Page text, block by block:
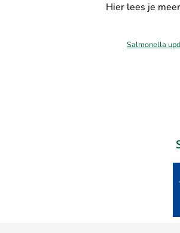
Hier lees je
Salmonella